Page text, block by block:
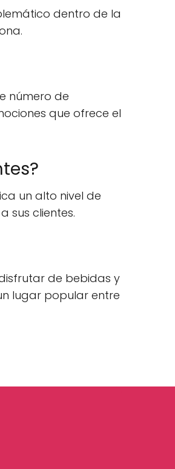
dentro de la
número de
que ofrece el
un alto nivel de
sus clientes.
de bebidas y
lugar popular entre